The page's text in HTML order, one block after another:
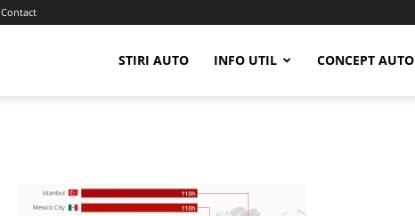
Contact
STIRI AUTO INFO UTIL CONCEPT AUTO